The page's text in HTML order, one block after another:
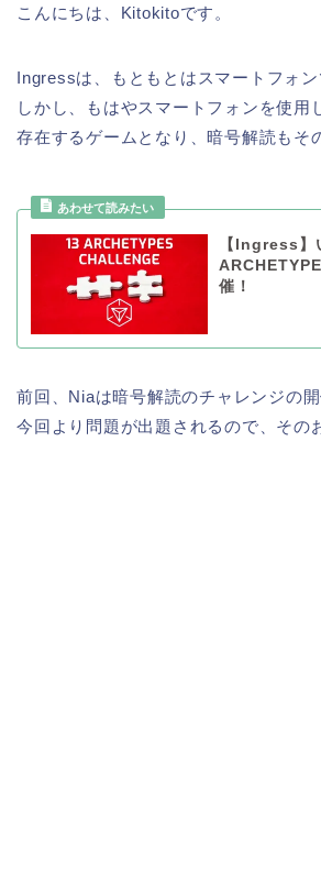
こんにちは、Kitokitoです。
Ingressは、もともとはスマートフォン
しかし、もはやスマートフォンを使用
存在するゲームとなり、暗号解読もそ
【Ingress】
催！
前回、Niaは暗号解読のチャレンジの開
今回より問題が出題されるので、その